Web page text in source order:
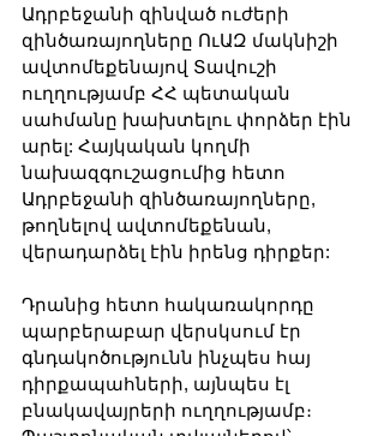
Ադրբեջանի զինված ուժերի
զինծառայողները ՈւԱԶ մակնիշի
ավտոմեքենայով Տավուշի
ուղղությամբ ՀՀ պետական
սահմանը խախտելու փորձեր էին
արել: Հայկական կողմի
նախազգուշացումից հետո
Ադրբեջանի զինծառայողները,
թողնելով ավտոմեքենան,
վերադարձել էին իրենց դիրքեր:
Դրանից հետո հակառակորդը
պարբերաբար վերսկսում էր
գնդակոծությունն ինչպես հայ
դիրքապահների, այնպես էլ
բնակավայրերի ուղղությամբ։